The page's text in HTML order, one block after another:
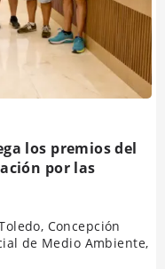
los premios del
por las
Concepción
de Medio Ambiente,